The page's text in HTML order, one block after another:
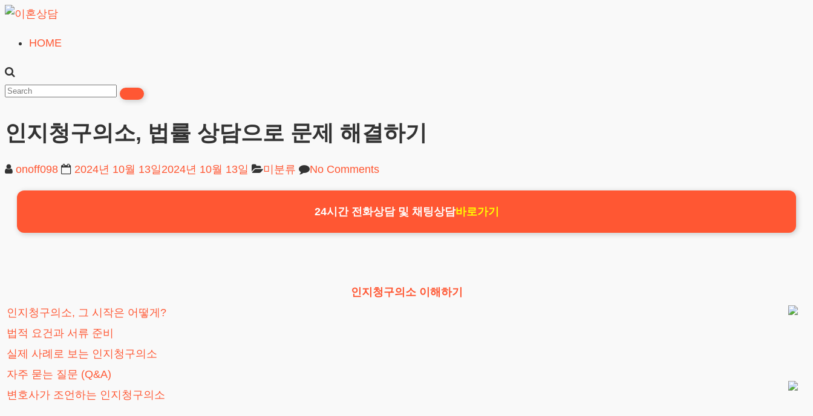
Skip
content
혼
상
24시간365일
HOME
인지청구의소, 법률 상담으로 문제 해결하기
onoff098 2024년 10월 13일 2024년 10월 13일 미분류 No Comments
24시간 전화상담 및 채팅상담바로가기
인지청구의소 이해하기
인지청구의소, 그 시작은 어떻게?
법적 요건과 서류 준비
실제 사례로 보는 인지청구의소
자주 묻는 질문 (Q&A)
변호사가 조언하는 인지청구의소